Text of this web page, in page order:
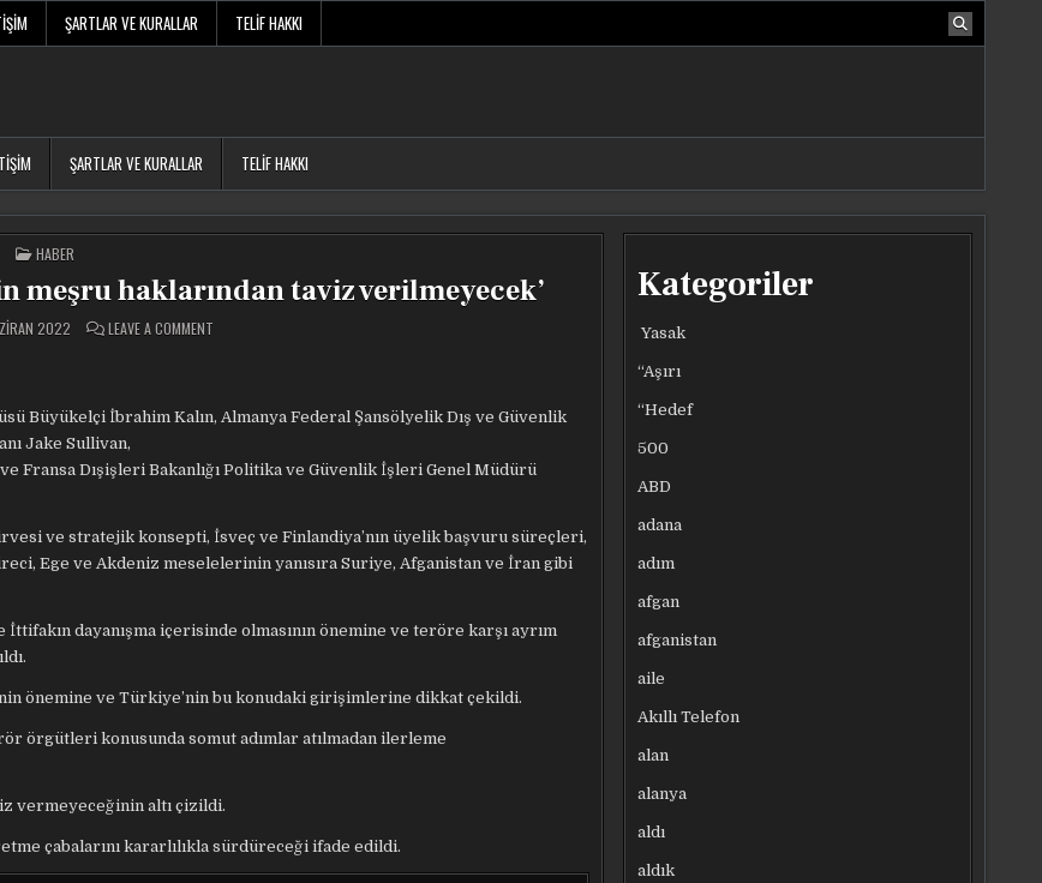
ŞARTLAR VE KURALLAR TELIF HAKKI
ŞARTLAR VE KURALLAR TELIF HAKKI
POSTED
IN
HABER
meşru haklarından taviz verilmeyecek’
2022 LEAVE A COMMENTON
HAKLARINDAN
TAVIZ
Büyükelçi İbrahim Kalın, Almanya Federal Şansölyelik Dış ve Güvenlik
Jake Sullivan,
Fransa Dışişleri Bakanlığı Politika ve Güvenlik İşleri Genel Müdürü
ve stratejik konsepti, İsveç ve Finlandiya’nın üyelik başvuru süreçleri,
Ege ve Akdeniz meselelerinin yanısıra Suriye, Afganistan ve İran gibi
dayanışma içerisinde olmasının önemine ve teröre karşı ayrım
önemine ve Türkiye’nin bu konudaki girişimlerine dikkat çekildi.
örgütleri konusunda somut adımlar atılmadan ilerleme
vermeyeceğinin altı çizildi.
çabalarını kararlılıkla sürdüreceği ifade edildi.
Kategoriler
Yasak
“Aşırı
“Hedef
500
ABD
adana
adım
afgan
afganistan
aile
Akıllı Telefon
alan
alanya
aldı
aldık